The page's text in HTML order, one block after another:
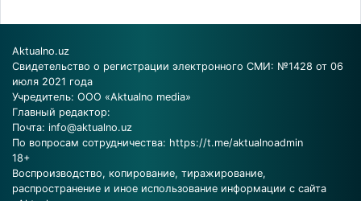
Aktualno.uz
Свидетельство о регистрации электронного СМИ: №1428 от 06
июля 2021 года
Учредитель: ООО «Aktualno media»
Главный редактор:
Почта: info@aktualno.uz
По вопросам сотрудничества: https://t.me/aktualnoadmin
18+
Воспроизводство, копирование, тиражирование,
распространение и иное использование информации с сайта